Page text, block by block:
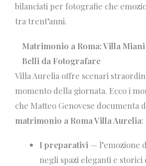
bilanciati per fotografie che
tra trent’anni.
Matrimonio a Roma: Villa
Belli da Fotografare
Villa Aurelia offre scenari
momento della giornata. Ecco i
che Matteo Genovese documenta
matrimonio a Roma Villa Aurelia:
I preparativi — l’emozione
negli spazi eleganti e storici